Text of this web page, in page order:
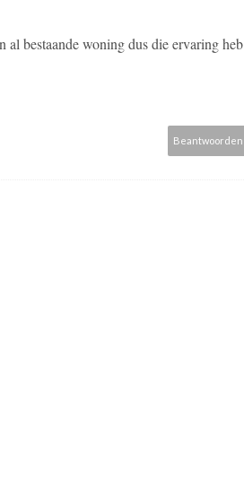
bestaande woning dus die ervaring heb
Beantwoorden